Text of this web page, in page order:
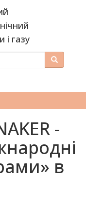
і газу
Пошук
-
в